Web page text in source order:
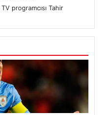
programcısı Tahir